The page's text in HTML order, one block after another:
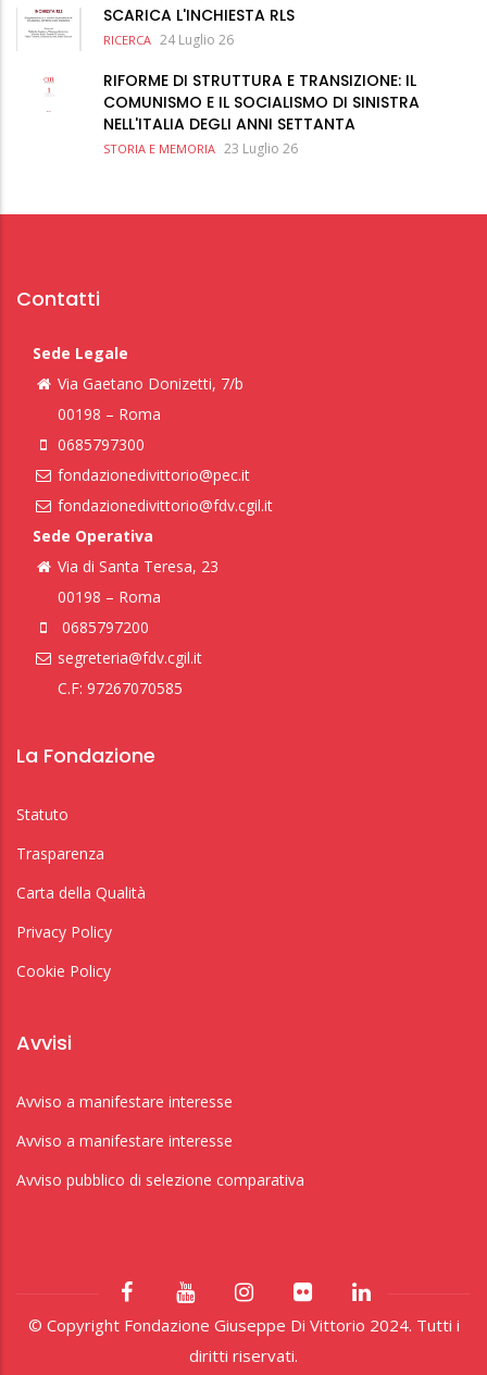
SCARICA L'INCHIESTA RLS
RICERCA 24 Luglio 26
RIFORME DI STRUTTURA E TRANSIZIONE: IL
COMUNISMO E IL SOCIALISMO DI SINISTRA
NELL'ITALIA DEGLI ANNI SETTANTA
STORIA E MEMORIA 23 Luglio 26
Contatti
Sede Legale
Via Gaetano Donizetti, 7/b
00198 – Roma
0685797300
fondazionedivittorio@pec.it
fondazionedivittorio@fdv.cgil.it
Sede Operativa
Via di Santa Teresa, 23
00198 – Roma
0685797200
segreteria@fdv.cgil.it
C.F: 97267070585
La Fondazione
Statuto
Trasparenza
Carta della Qualità
Privacy Policy
Cookie Policy
Avvisi
Avviso a manifestare interesse
Avviso a manifestare interesse
Avviso pubblico di selezione comparativa
© Copyright Fondazione Giuseppe Di Vittorio 2024. Tutti i
diritti riservati.